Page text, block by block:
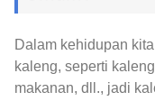
Dalam kehidupan
kaleng, seperti
makanan, dll., jadi